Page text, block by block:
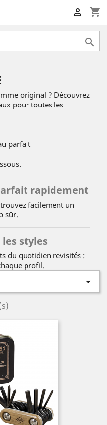
shopping_cart


original ? Découvrez
pour toutes les
parfait
rapidement
facilement un
sûr.
styles
du quotidien revisités :
profil.
